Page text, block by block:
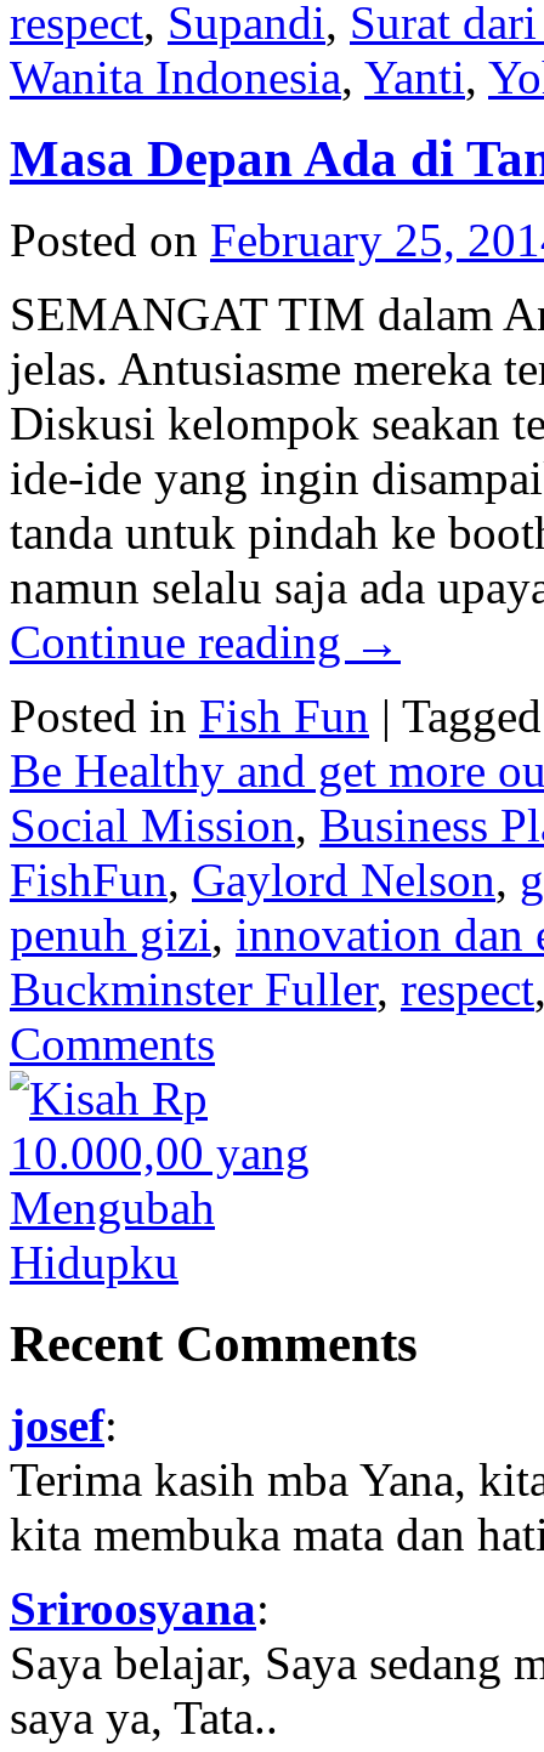
respect, Supandi, Surat
Wanita Indonesia, Yanti,
Masa Depan Ada di
Posted on February 25,
SEMANGAT TIM dalam
jelas. Antusiasme mereka
Diskusi kelompok seakan
ide-ide yang ingin
tanda untuk pindah ke
namun selalu saja ada
Continue reading →
Posted in Fish Fun | Tagged
Be Healthy and get more
Social Mission, Business
FishFun, Gaylord Nelson,
penuh gizi, innovation dan
Buckminster Fuller, respect
Comments
Recent Comments
josef:
Terima kasih mba Yana,
kita membuka mata dan
Sriroosyana:
Saya belajar, Saya sedang
saya ya, Tata..